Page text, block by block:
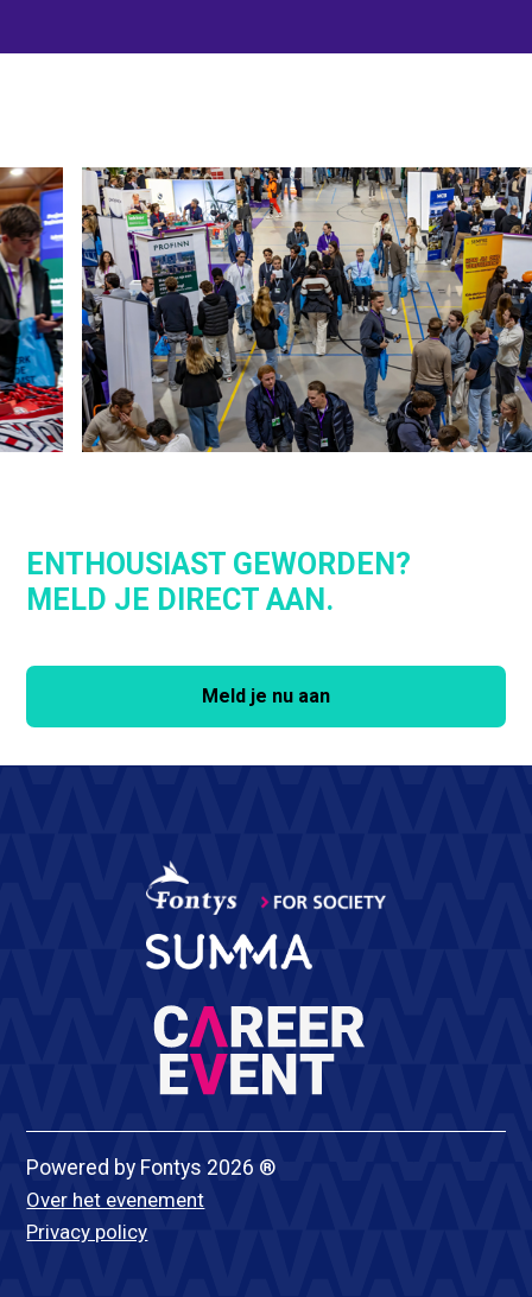
ENTHOUSIAST GEWORDEN?
MELD JE DIRECT AAN.
Meld je nu aan
Powered by Fontys 2026 ®
Over het evenement
Privacy policy